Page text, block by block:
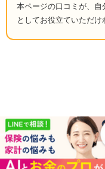
本ページの口コミが、
としてお役立ていただけ